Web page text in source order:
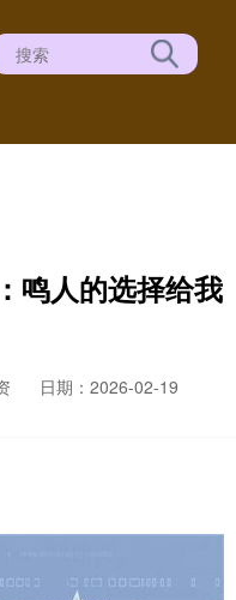
鸣人的选择给我
日期：2026-02-19